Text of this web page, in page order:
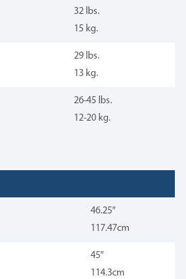
32 lbs.
15 kg.
29 lbs.
13 kg.
26-45 lbs.
12-20 kg.
46.25″
117.47cm
45″
114.3cm